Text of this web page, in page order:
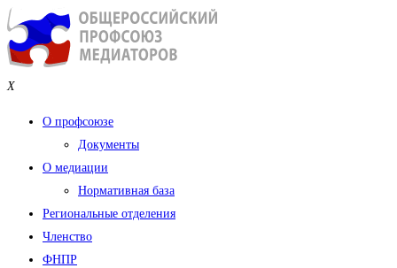
X
О профсоюзе
Документы
О медиации
Нормативная база
Региональные отделения
Членство
ФНПР